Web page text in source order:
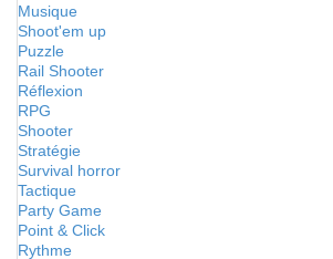
Musique
Shoot'em up
Puzzle
Rail Shooter
Réflexion
RPG
Shooter
Stratégie
Survival horror
Tactique
Party Game
Point & Click
Rythme